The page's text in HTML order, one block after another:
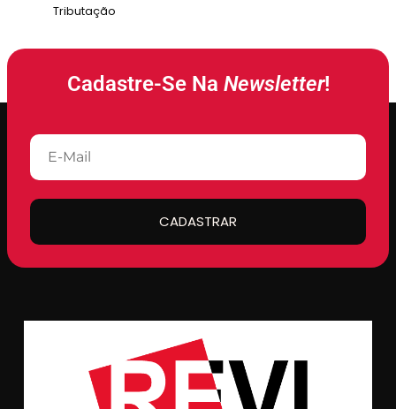
Tributação
Cadastre-Se Na Newsletter!
CADASTRAR